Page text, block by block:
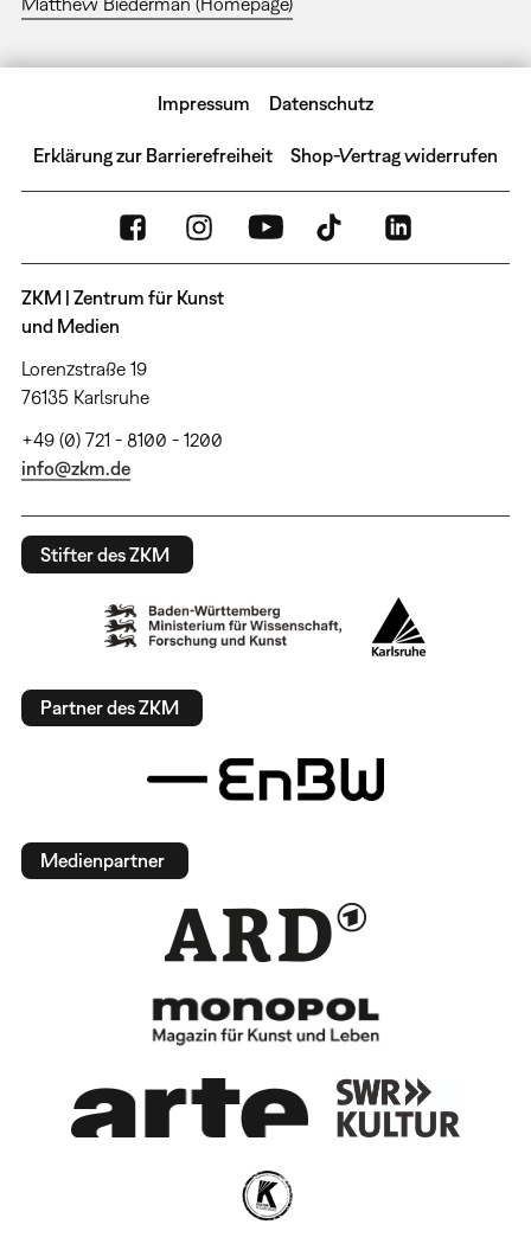
Impressum Datenschutz
Erklärung zur Barrierefreiheit Shop-Vertrag widerrufen
ZKM | Zentrum für Kunst
und Medien
Lorenzstraße 19
76135 Karlsruhe
+49 (0) 721 - 8100 - 1200
info@zkm.de
Stifter des ZKM
Partner des ZKM
Medienpartner